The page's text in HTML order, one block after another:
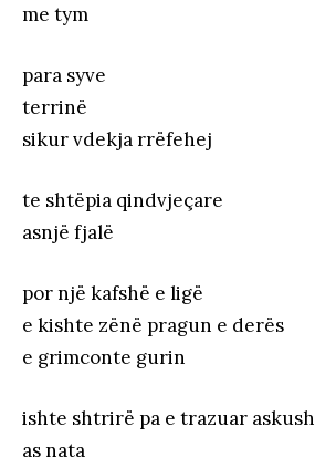
me tym
para syve
terrinë
sikur vdekja rrëfehej
te shtëpia qindvjeçare
asnjë fjalë
por një kafshë e ligë
e kishte zënë pragun e derës
e grimconte gurin
ishte shtrirë pa e trazuar askush
as nata